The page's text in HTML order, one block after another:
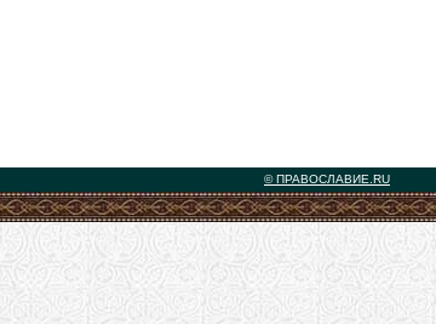
© ПРАВОСЛАВИЕ.RU